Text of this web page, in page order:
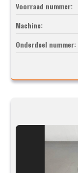
Voorraad nummer:
Machine:
Onderdeel nummer: